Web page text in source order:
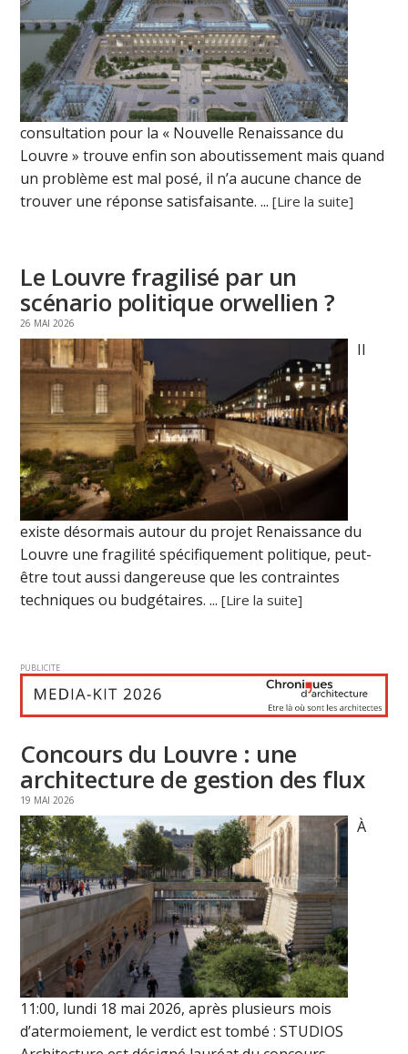
consultation pour la « Nouvelle Renaissance du
Louvre » trouve enfin son aboutissement mais quand
un problème est mal posé, il n’a aucune chance de
trouver une réponse satisfaisante. ...[Lire la suite]
Le Louvre fragilisé par un
scénario politique orwellien ?
26 MAI 2026
Il
existe désormais autour du projet Renaissance du
Louvre une fragilité spécifiquement politique, peut-
être tout aussi dangereuse que les contraintes
techniques ou budgétaires. ...[Lire la suite]
PUBLICITE
Concours du Louvre : une
architecture de gestion des flux
19 MAI 2026
À
11:00, lundi 18 mai 2026, après plusieurs mois
d’atermoiement, le verdict est tombé : STUDIOS